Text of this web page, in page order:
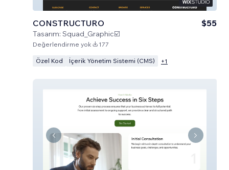
CONSTRUCTURO
Tasarım: Squad_Graphic☑️
$55
Değerlendirme yok 177
Özel Kod İçerik Yönetim Sistemi (CMS) +1